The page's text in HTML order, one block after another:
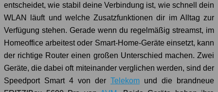
entscheidet, wie stabil deine Verbindung ist, wie schnell dein
WLAN läuft und welche Zusatzfunktionen dir im Alltag zur
Verfügung stehen. Gerade wenn du regelmäßig streamst, im
Homeoffice arbeitest oder Smart-Home-Geräte einsetzt, kann
der richtige Router einen großen Unterschied machen. Zwei
Geräte, die dabei oft miteinander verglichen werden, sind der
Speedport Smart 4 von der Telekom und die brandneue